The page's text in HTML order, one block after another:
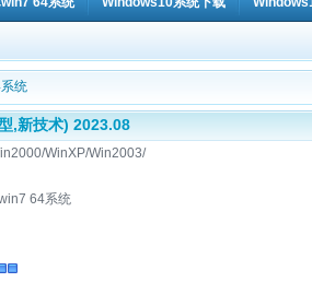
统
,新技术) 2023.08
WinXP/Win2003/
64系统